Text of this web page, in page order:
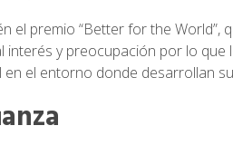
el premio “Better for the World”,
y preocupación por lo que
el entorno donde desarrollan